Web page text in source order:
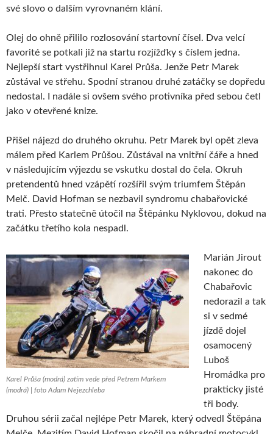
své slovo o dalším vyrovnaném klání.
Olej do ohně přililo rozlosování startovní čísel. Dva velcí
favorité se potkali již na startu rozjížďky s číslem jedna.
Nejlepší start vystřihnul Karel Průša. Jenže Petr Marek
zůstával ve střehu. Spodní stranou druhé zatáčky se dopředu
nedostal. I nadále si ovšem svého protivníka před sebou četl
jako v otevřené knize.
Přišel nájezd do druhého okruhu. Petr Marek byl opět zleva
málem před Karlem Průšou. Zůstával na vnitřní čáře a hned
v následujícím výjezdu se vskutku dostal do čela. Okruh
pretendentů hned vzápětí rozšířil svým triumfem Štěpán
Melč. David Hofman se nezbavil syndromu chabařovické
trati. Přesto statečně útočil na Štěpánku Nyklovou, dokud na
začátku třetího kola nespadl.
Karel Průša (modrá) zatím vede před Petrem Markem
(modrá) | foto Adam Nejezchleba
Marián Jirout
nakonec do
Chabařovic
nedorazil a tak
si v sedmé
jízdě dojel
osamocený
Luboš
Hromádka pro
prakticky jisté
tři body.
Druhou sérii začal nejlépe Petr Marek, který odvedl Štěpána